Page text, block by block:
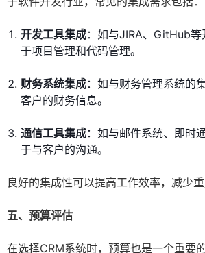
开发工具集成：如与JIRA、GitHub
于项目管理和代码管理。
财务系统集成：如与财务管理系统的
客户的财务信息。
通信工具集成：如与邮件系统、即时
于与客户的沟通。
良好的集成性可以提高工作效率，减少重
五、预算评估
在选择CRM系统时，预算也是一个重要